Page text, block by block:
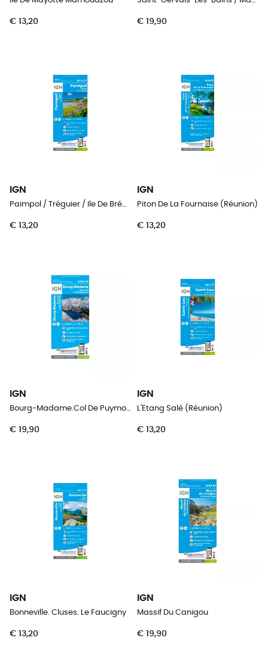
€ 13,20 € 19,90
IGN
Paimpol / Tréguier / Ile De Bréhat
€ 13,20
IGN
Piton De La Fournaise (Réunion)
€ 13,20
IGN
Bourg-Madame.Col De Puymorens.Pic Carlit
€ 19,90
IGN
L'Etang Salé (Réunion)
€ 13,20
IGN
Bonneville. Cluses. Le Faucigny
€ 13,20
IGN
Massif Du Canigou
€ 19,90